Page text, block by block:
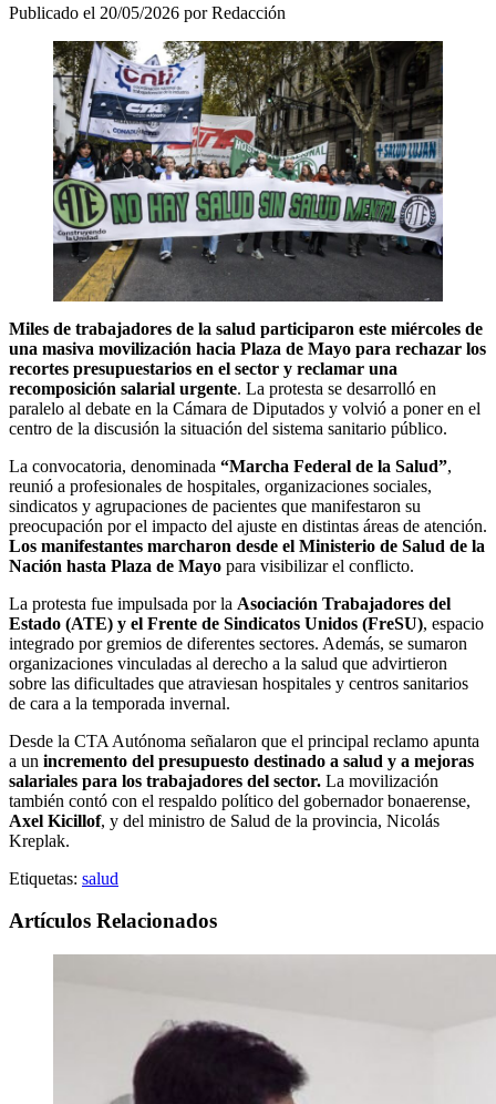
Publicado el 20/05/2026 por Redacción
Miles de trabajadores de la salud participaron este miércoles de
una masiva movilización hacia Plaza de Mayo para rechazar los
recortes presupuestarios en el sector y reclamar una
recomposición salarial urgente. La protesta se desarrolló en
paralelo al debate en la Cámara de Diputados y volvió a poner en el
centro de la discusión la situación del sistema sanitario público.
La convocatoria, denominada “Marcha Federal de la Salud”,
reunió a profesionales de hospitales, organizaciones sociales,
sindicatos y agrupaciones de pacientes que manifestaron su
preocupación por el impacto del ajuste en distintas áreas de atención.
Los manifestantes marcharon desde el Ministerio de Salud de la
Nación hasta Plaza de Mayo para visibilizar el conflicto.
La protesta fue impulsada por la Asociación Trabajadores del
Estado (ATE) y el Frente de Sindicatos Unidos (FreSU), espacio
integrado por gremios de diferentes sectores. Además, se sumaron
organizaciones vinculadas al derecho a la salud que advirtieron
sobre las dificultades que atraviesan hospitales y centros sanitarios
de cara a la temporada invernal.
Desde la CTA Autónoma señalaron que el principal reclamo apunta
a un incremento del presupuesto destinado a salud y a mejoras
salariales para los trabajadores del sector. La movilización
también contó con el respaldo político del gobernador bonaerense,
Axel Kicillof, y del ministro de Salud de la provincia, Nicolás
Kreplak.
Etiquetas: salud
Artículos Relacionados